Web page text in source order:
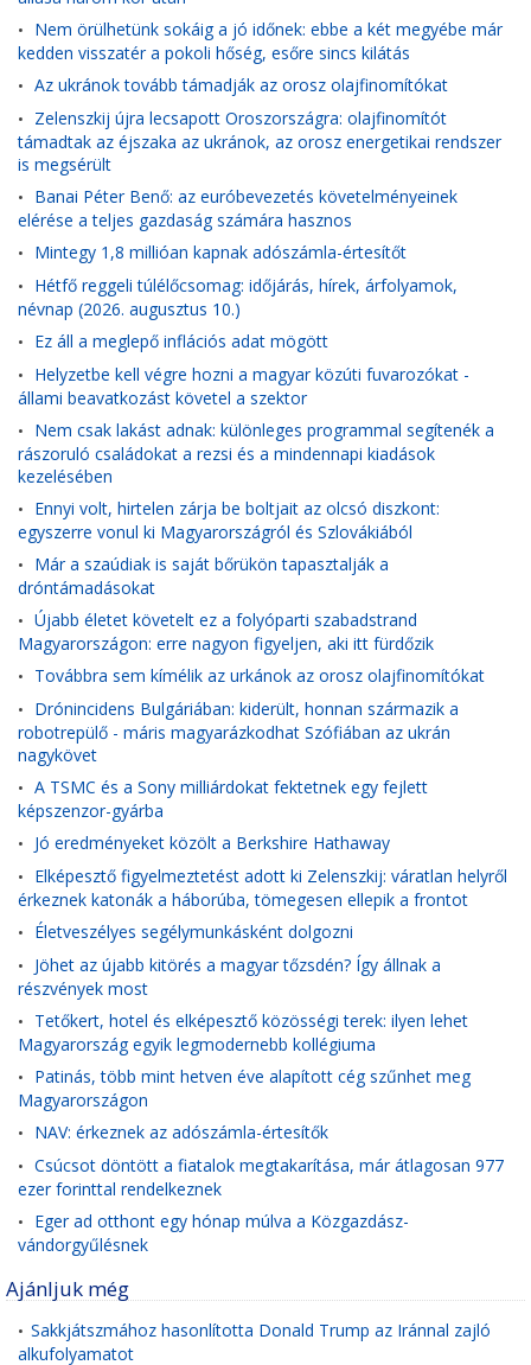
• Nem örülhetünk sokáig a jó időnek: ebbe a két megyébe már
kedden visszatér a pokoli hőség, esőre sincs kilátás
• Az ukránok tovább támadják az orosz olajfinomítókat
• Zelenszkij újra lecsapott Oroszországra: olajfinomítót
támadtak az éjszaka az ukránok, az orosz energetikai rendszer
is megsérült
• Banai Péter Benő: az euróbevezetés követelményeinek
elérése a teljes gazdaság számára hasznos
• Mintegy 1,8 millióan kapnak adószámla-értesítőt
• Hétfő reggeli túlélőcsomag: időjárás, hírek, árfolyamok,
névnap (2026. augusztus 10.)
• Ez áll a meglepő inflációs adat mögött
• Helyzetbe kell végre hozni a magyar közúti fuvarozókat -
állami beavatkozást követel a szektor
• Nem csak lakást adnak: különleges programmal segítenék a
rászoruló családokat a rezsi és a mindennapi kiadások
kezelésében
• Ennyi volt, hirtelen zárja be boltjait az olcsó diszkont:
egyszerre vonul ki Magyarországról és Szlovákiából
• Már a szaúdiak is saját bőrükön tapasztalják a
dróntámadásokat
• Újabb életet követelt ez a folyóparti szabadstrand
Magyarországon: erre nagyon figyeljen, aki itt fürdőzik
• Továbbra sem kímélik az urkánok az orosz olajfinomítókat
• Drónincidens Bulgáriában: kiderült, honnan származik a
robotrepülő - máris magyarázkodhat Szófiában az ukrán
nagykövet
• A TSMC és a Sony milliárdokat fektetnek egy fejlett
képszenzor-gyárba
• Jó eredményeket közölt a Berkshire Hathaway
• Elképesztő figyelmeztetést adott ki Zelenszkij: váratlan helyről
érkeznek katonák a háborúba, tömegesen ellepik a frontot
• Életveszélyes segélymunkásként dolgozni
• Jöhet az újabb kitörés a magyar tőzsdén? Így állnak a
részvények most
• Tetőkert, hotel és elképesztő közösségi terek: ilyen lehet
Magyarország egyik legmodernebb kollégiuma
• Patinás, több mint hetven éve alapított cég szűnhet meg
Magyarországon
• NAV: érkeznek az adószámla-értesítők
• Csúcsot döntött a fiatalok megtakarítása, már átlagosan 977
ezer forinttal rendelkeznek
• Eger ad otthont egy hónap múlva a Közgazdász-
vándorgyűlésnek
Ajánljuk még
• Sakkjátszmához hasonlította Donald Trump az Iránnal zajló
alkufolyamatot